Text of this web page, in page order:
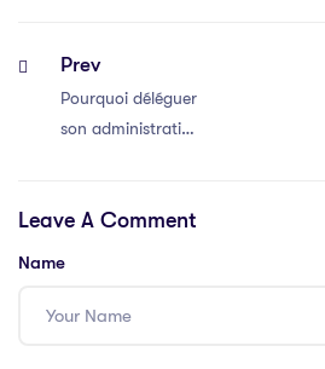
Prev
Pourquoi déléguer
son administratif
Leave A Comment
Name